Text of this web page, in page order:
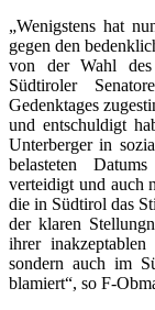
„Wenigstens hat
gegen den
von der Wahl des
Südtiroler
Gedenktages
und entschuldigt
Unterberger in
belasteten
verteidigt und auch
die in Südtirol das
der klaren
ihrer
sondern auch im
blamiert“, so F-